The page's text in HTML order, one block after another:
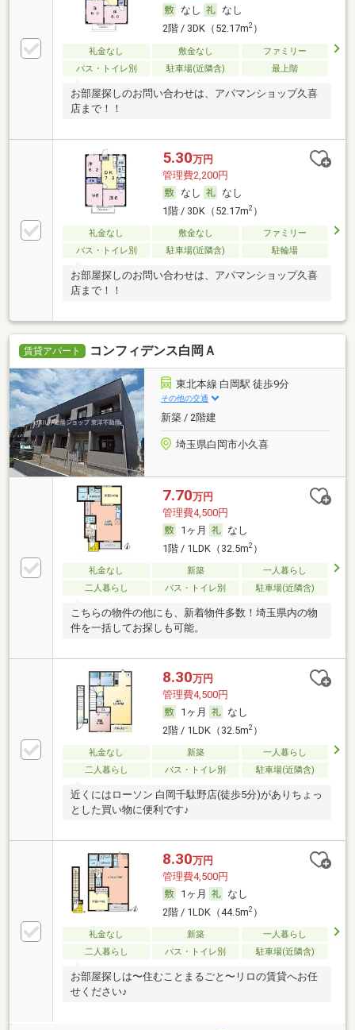
なし
なし
2階 / 3DK（52.17m2）
礼金なし 敷金なし
ファミリー
バス・トイレ別
駐車場(近隣含) 最上階
お部屋探しのお問い合わせは、アパマンショップ久喜
店まで！！
5.30万円
管理費2,200円
なし
なし
1階 / 3DK（52.17m2）
礼金なし 敷金なし
ファミリー
バス・トイレ別
駐車場(近隣含) 駐輪場
お部屋探しのお問い合わせは、アパマンショップ久喜
店まで！！
賃貸アパート コンフィデンス白岡Ａ
東北本線 白岡駅 徒歩9分
その他の交通
新築 / 2階建
埼玉県白岡市小久喜
7.70万円
管理費4,500円
1ヶ月
なし
1階 / 1LDK（32.5m2）
礼金なし 新築
一人暮らし
二人暮らし
バス・トイレ別 駐車場(近隣含)
こちらの物件の他にも、新着物件多数！埼玉県内の物
件を一括してお探しも可能。
8.30万円
管理費4,500円
1ヶ月
なし
2階 / 1LDK（32.5m2）
礼金なし 新築
一人暮らし
二人暮らし
バス・トイレ別 駐車場(近隣含)
近くにはローソン 白岡千駄野店(徒歩5分)がありちょっ
とした買い物に便利です♪
8.30万円
管理費4,500円
1ヶ月
なし
2階 / 1LDK（44.5m2）
礼金なし 新築
一人暮らし
二人暮らし
バス・トイレ別 駐車場(近隣含)
お部屋探しは〜住むことまるごと〜リロの賃貸へお任
せください♪